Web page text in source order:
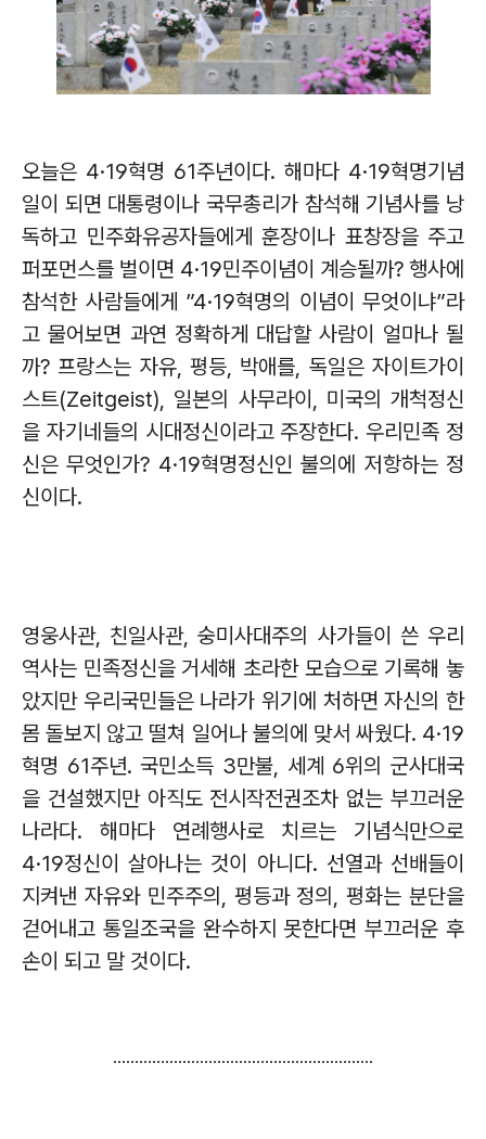
오늘은 4·19혁명 61주년이다. 해마다 4·19혁명기념
일이 되면 대통령이나 국무총리가 참석해 기념사를 낭
독하고 민주화유공자들에게 훈장이나 표창장을 주고
퍼포먼스를 벌이면 4·19민주이념이 계승될까? 행사에
참석한 사람들에게 ”4·19혁명의 이념이 무엇이냐”라
고 물어보면 과연 정확하게 대답할 사람이 얼마나 될
까? 프랑스는 자유,평등, 박애를, 독일은 자이트가이
스트(Zeitgeist), 일본의 사무라이 , 미국의 개척정신
을 자기네들의 시대정신이라고 주장한다.우리민족 정
신은 무엇인가? 4·19혁명정신인 불의에 저항하는 정
신이다.
영웅사관, 친일사관,숭미사대주의 사가들이 쓴 우리
역사는 민족정신을 거세해 초라한 모습으로 기록해 놓
았지만 우리국민들은 나라가 위기에 처하면 자신의 한
몸 돌보지 않고 떨쳐 일어나 불의에 맞서 싸웠다. 4·19
혁명 61주년.국민소득 3만불, 세계 6위의 군사대국
을 건설했지만 아직도 전시작전권조차 없는 부끄러운
나라다. 해마다 연례행사로 치르는 기념식만으로
4·19정신이 살아나는 것이 아니다. 선열과 선배들이
지켜낸 자유와 민주주의 , 평등과 정의 ,평화는 분단을
걷어내고 통일조국을 완수하지 못한다면 부끄러운 후
손이 되고 말 것이다.
............................................................